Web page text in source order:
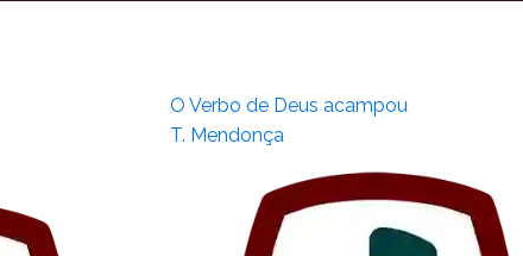
O Verbo de Deus acampou
T. Mendonça